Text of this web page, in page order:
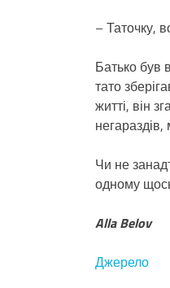
– Таточку,
Батько був
тато
житті, він
негараздів,
Чи не
одному
Alla Belov
Джерело